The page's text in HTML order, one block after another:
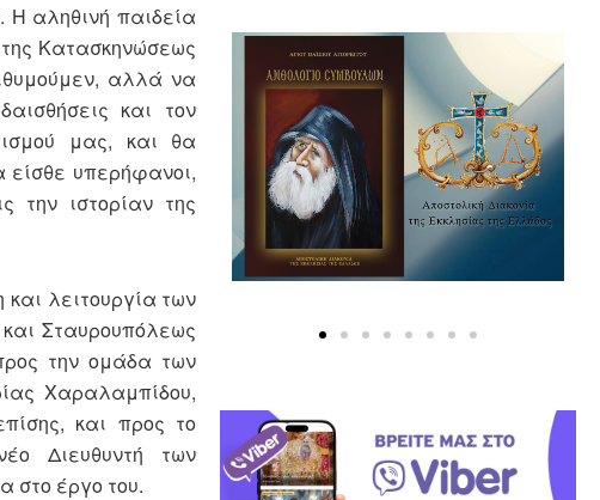
Η αληθινή παιδεία
της Κατασκηνώσεως
αλλά να
και τον
μας, και θα
υπερήφανοι,
την ιστορίαν της
λειτουργία των
Σταυρουπόλεως
την ομάδα των
Χαραλαμπίδου,
και προς το
Διευθυντή των
στο έργο του.